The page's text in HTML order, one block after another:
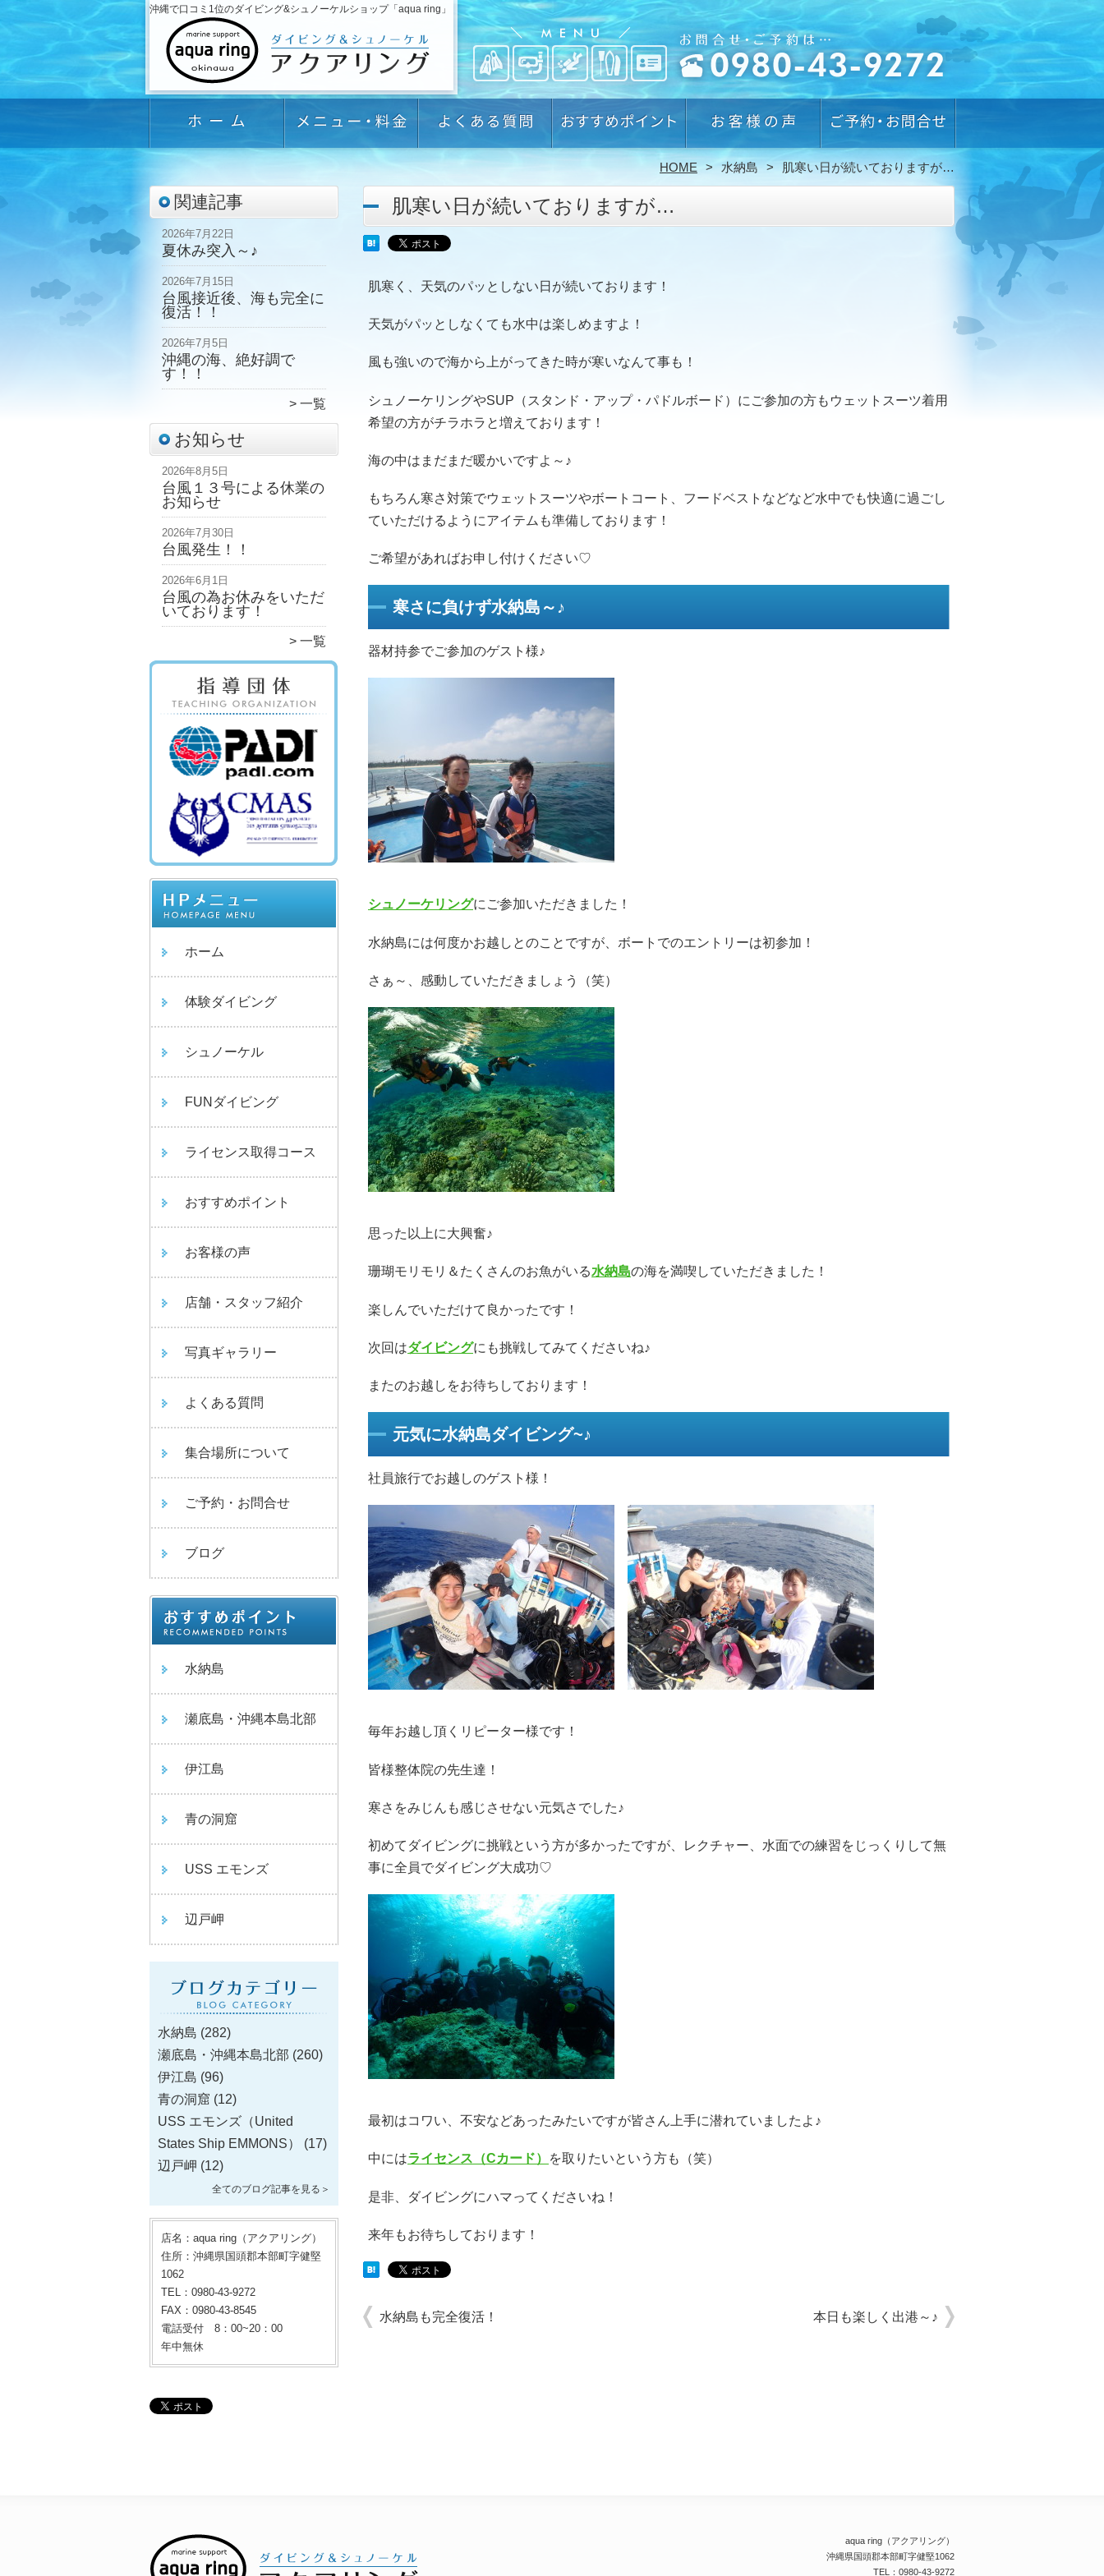
沖縄で口コミ1位のダイビング&シュノーケルショップ「aqua ring」
HOME 水納島 肌寒い日が続いておりますが…
関連記事
2026年7月22日
夏休み突入～♪
2026年7月15日
台風接近後、海も完全に
復活！！
2026年7月5日
沖縄の海、絶好調で
す！！
一覧
お知らせ
2026年8月5日
台風１３号による休業の
お知らせ
2026年7月30日
台風発生！！
2026年6月1日
台風の為お休みをいただ
いております！
一覧
ホーム
体験ダイビング
シュノーケル
FUNダイビング
ライセンス取得コース
おすすめポイント
お客様の声
店舗・スタッフ紹介
写真ギャラリー
よくある質問
集合場所について
ご予約・お問合せ
ブログ
水納島
瀬底島・沖縄本島北部
伊江島
青の洞窟
USS エモンズ
辺戸岬
水納島 (282)
瀬底島・沖縄本島北部 (260)
伊江島 (96)
青の洞窟 (12)
USS エモンズ（United
States Ship EMMONS）
(17)
辺戸岬 (12)
全てのブログ記事を見る＞
店名：aqua ring（アクアリング）
住所：沖縄県国頭郡本部町字健堅
1062
TEL：0980-43-9272
FAX：0980-43-8545
電話受付 8：00~20：00
年中無休
肌寒い日が続いておりますが…
肌寒く、天気のパッとしない日が続いております！
天気がパッとしなくても水中は楽しめますよ！
風も強いので海から上がってきた時が寒いなんて事も！
シュノーケリングやSUP（スタンド・アップ・パドルボード）にご参加の方もウェットスーツ着用
希望の方がチラホラと増えております！
海の中はまだまだ暖かいですよ～♪
もちろん寒さ対策でウェットスーツやボートコート、フードベストなどなど水中でも快適に過ごし
ていただけるようにアイテムも準備しております！
ご希望があればお申し付けください♡
寒さに負けず水納島～♪
器材持参でご参加のゲスト様♪
シュノーケリングにご参加いただきました！
水納島には何度かお越しとのことですが、ボートでのエントリーは初参加！
さぁ～、感動していただきましょう（笑）
思った以上に大興奮♪
珊瑚モリモリ＆たくさんのお魚がいる水納島の海を満喫していただきました！
楽しんでいただけて良かったです！
次回はダイビングにも挑戦してみてくださいね♪
またのお越しをお待ちしております！
元気に水納島ダイビング~♪
社員旅行でお越しのゲスト様！
毎年お越し頂くリピーター様です！
皆様整体院の先生達！
寒さをみじんも感じさせない元気さでした♪
初めてダイビングに挑戦という方が多かったですが、レクチャー、水面での練習をじっくりして無
事に全員でダイビング大成功♡
最初はコワい、不安などあったみたいですが皆さん上手に潜れていましたよ♪
中にはライセンス（Cカード） を取りたいという方も（笑）
是非、ダイビングにハマってくださいね！
来年もお待ちしております！
水納島も完全復活！ 本日も楽しく出港～♪
aqua ring（アクアリング）
沖縄県国頭郡本部町字健堅1062
TEL：0980-43-9272